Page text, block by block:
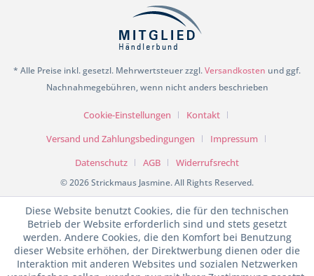
* Alle Preise inkl. gesetzl. Mehrwertsteuer zzgl.Versandkosten und ggf.
Nachnahmegebühren, wenn nicht anders beschrieben
Cookie-Einstellungen
Kontakt
Versand und Zahlungsbedingungen
Impressum
Datenschutz
AGB Widerrufsrecht
© 2026 Strickmaus Jasmine. All Rights Reserved.
Diese Website benutzt Cookies, die für den technischen
Betrieb der Website erforderlich sind und stets gesetzt
werden. Andere Cookies, die den Komfort bei Benutzung
dieser Website erhöhen, der Direktwerbung dienen oder die
Interaktion mit anderen Websites und sozialen Netzwerken